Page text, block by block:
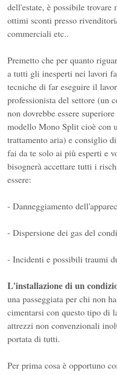
dell'estate, è possibile
ottimi sconti presso
commerciali etc..
Premetto che per quanto
a tutti gli inesperti nei lavori
tecniche di far eseguire il
professionista del settore (un
non dovrebbe essere
modello Mono Split cioè con
trattamento aria) e consiglio
fai da te solo ai più esperti e
bisognerà accettare tutti i
essere:
- Danneggiamento
- Dispersione dei gas del
- Incidenti e possibili traumi
L'installazione di un
una passeggiata per chi non
cimentarsi con questo tipo di
attrezzi non convenzionali
portata di tutti.
Per prima cosa è opportuno